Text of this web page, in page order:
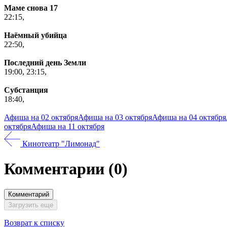
Маме снова 17
22:15,
Наёмный убийца
22:50,
Последний день Земли
19:00, 23:15,
Субстанция
18:40,
Афиша на 02 октябряАфиша на 03 октябряАфиша на 04 октября
октябряАфиша на 11 октября
Кинотеатр "Лимонад"
Комментарии (0)
Комментарий
Загрузить еще
Возврат к списку